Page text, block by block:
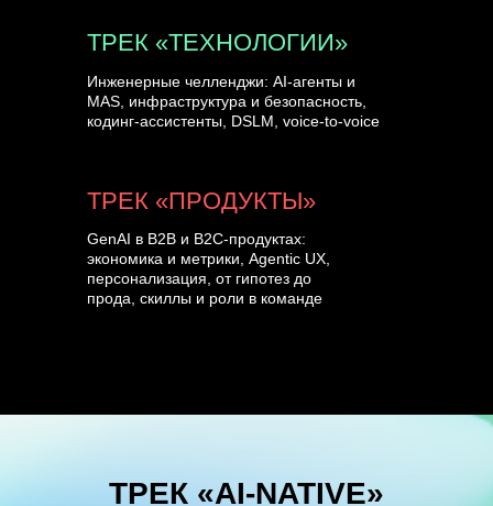
ТРЕК «ПРОДУКТЫ»
GenAI в B2B и B2C-продуктах:
экономика и метрики, Agentic UX,
персонализация, от гипотез до
прода, скиллы и роли в команде
Инженерные челленджи: AI-агенты и
MAS, инфраструктура и безопасность,
кодинг-ассистенты, DSLM, voice-to-voice
ТРЕК «ТЕХНОЛОГИИ»